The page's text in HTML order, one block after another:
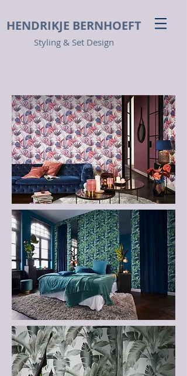
HENDRIKJE BERNHOEFT
Styling & Set Design